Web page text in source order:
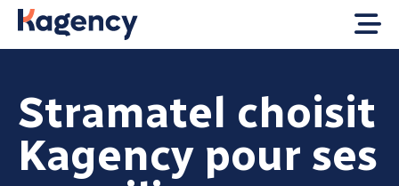
Stramatel choisit
Kagency pour ses